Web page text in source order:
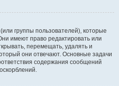
группы пользователей), которые
имеют право редактировать или
перемещать, удалять и
они отвечают. Основные задачи
содержания сообщений